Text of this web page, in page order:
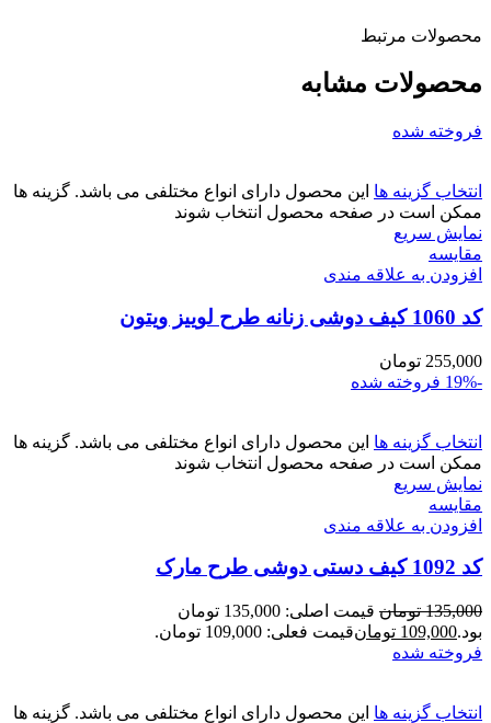
محصولات مرتبط
محصولات مشابه
فروخته شده
انتخاب گزینه ها این محصول دارای انواع مختلفی می باشد. گزینه ها
ممکن است در صفحه محصول انتخاب شوند
نمایش سریع
مقايسه
افزودن به علاقه مندی
کد 1060 کیف دوشی زنانه طرح لوییز ویتون
255,000 تومان
-19%
فروخته شده
انتخاب گزینه ها این محصول دارای انواع مختلفی می باشد. گزینه ها
ممکن است در صفحه محصول انتخاب شوند
نمایش سریع
مقايسه
افزودن به علاقه مندی
کد 1092 کیف دستی دوشی طرح مارک
135,000 تومان
قیمت اصلی: 135,000 تومان
بود.109,000 تومانقیمت فعلی: 109,000 تومان.
فروخته شده
انتخاب گزینه ها این محصول دارای انواع مختلفی می باشد. گزینه ها